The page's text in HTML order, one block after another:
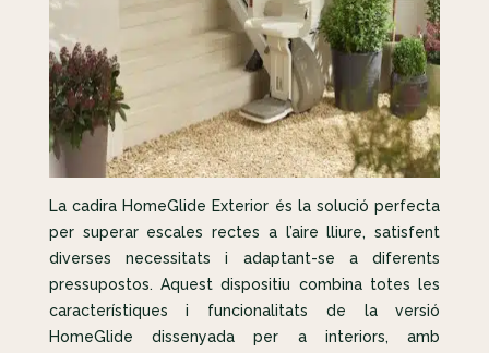
La cadira HomeGlide Exterior és la solució perfecta
per superar escales rectes a l’aire lliure, satisfent
diverses necessitats i adaptant-se a diferents
pressupostos. Aquest dispositiu combina totes les
característiques i funcionalitats de la versió
HomeGlide dissenyada per a interiors, amb